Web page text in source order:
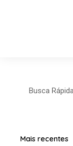
Mais recentes